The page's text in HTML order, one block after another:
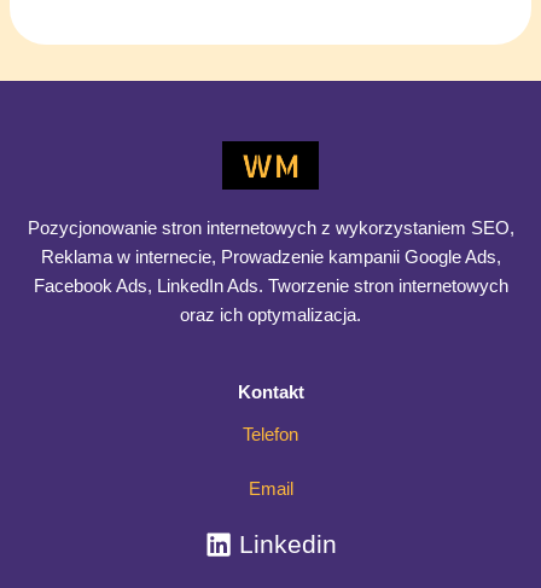
Pozycjonowanie stron internetowych z wykorzystaniem SEO,
Reklama w internecie, Prowadzenie kampanii Google Ads,
Facebook Ads, LinkedIn Ads. Tworzenie stron internetowych
oraz ich optymalizacja.
Kontakt
Telefon
Email
Linkedin